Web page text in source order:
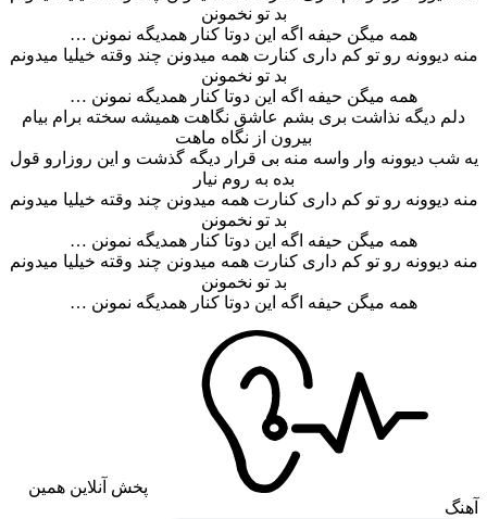
بد تو نخمونن
همه میگن حیفه اگه این دوتا کنار همدیگه نمونن …
منه دیوونه رو تو کم داری کنارت همه میدونن چند وقته خیلیا میدونم
بد تو نخمونن
همه میگن حیفه اگه این دوتا کنار همدیگه نمونن …
دلم دیگه نذاشت بری بشم عاشق نگاهت همیشه سخته برام بیام
بیرون از نگاه ماهت
یه شب دیوونه وار واسه منه بی قرار دیگه گذشت و این روزارو قول
بده به روم نیار
منه دیوونه رو تو کم داری کنارت همه میدونن چند وقته خیلیا میدونم
بد تو نخمونن
همه میگن حیفه اگه این دوتا کنار همدیگه نمونن …
منه دیوونه رو تو کم داری کنارت همه میدونن چند وقته خیلیا میدونم
بد تو نخمونن
همه میگن حیفه اگه این دوتا کنار همدیگه نمونن …
پخش آنلاین همین
آهنگ